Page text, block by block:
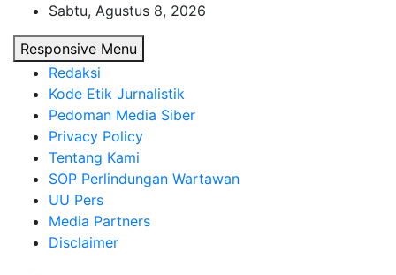
content
Sabtu, Agustus 8, 2026
Responsive Menu
Redaksi
Kode Etik Jurnalistik
Pedoman Media Siber
Privacy Policy
Tentang Kami
SOP Perlindungan Wartawan
UU Pers
Media Partners
Disclaimer